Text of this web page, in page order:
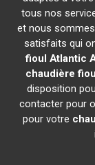
tous nos
et nous
satisfaits qui
fioul Atlantic
chaudière
disposition
contacter pour
pour votre